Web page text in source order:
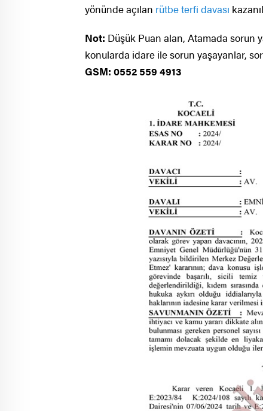
yönünde açılan rütbe terfi davası
Not: Düşük Puan alan, Atamada sorun
konularda idare ile sorun yaşayanlar,
GSM: 0552 559 4913